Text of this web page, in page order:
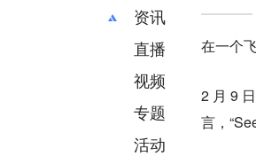
资讯
推荐
财经
项目推荐
安徽
直播
视频
专题
活动
在一个
2月9
言，